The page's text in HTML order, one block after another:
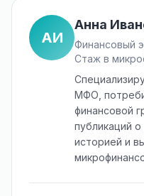
АИ
Анна
Финансовый
Стаж в
МФО,
финансовой
публикаций
историей и